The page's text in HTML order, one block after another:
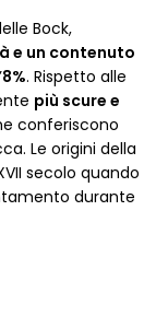
Bock,
e un contenuto
8%. Rispetto alle
più scure e
conferiscono
Le origini della
secolo quando
durante